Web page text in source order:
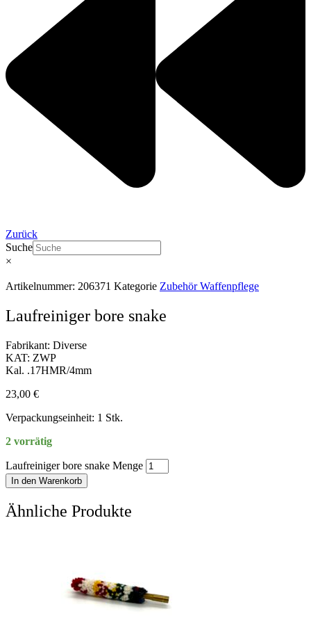
Zurück
Suche
×
Artikelnummer: 206371 Kategorie Zubehör Waffenpflege
Laufreiniger bore snake
Fabrikant: Diverse
KAT: ZWP
Kal. .17HMR/4mm
23,00 €
Verpackungseinheit: 1 Stk.
2 vorrätig
Laufreiniger bore snake Menge
In den Warenkorb
Ähnliche Produkte